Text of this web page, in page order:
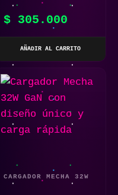
DISEÑO COOL MECHA
$ 305.000
AÑADIR AL CARRITO
CARGADOR MECHA 32W